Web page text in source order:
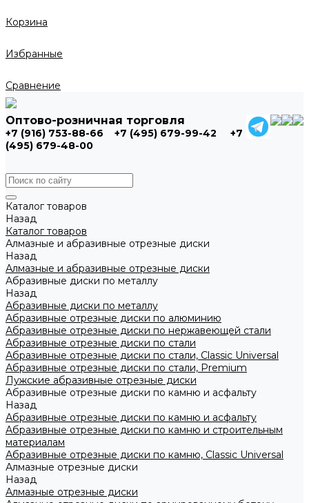
Корзина
Избранные
Сравнение
Оптово-розничная торговля
+7 (916) 753-88-66 +7 (495) 679-99-42
+7
(495) 679-48-00
Каталог товаров
Назад
Каталог товаров
Алмазные и абразивные отрезные диски
Назад
Алмазные и абразивные отрезные диски
Абразивные диски по металлу
Назад
Абразивные диски по металлу
Абразивные отрезные диски по алюминию
Абразивные отрезные диски по нержавеющей стали
Абразивные отрезные диски по стали
Абразивные отрезные диски по стали, Classic Universal
Абразивные отрезные диски по стали, Premium
Лужские абразивные отрезные диски
Абразивные отрезные диски по камню и асфальту
Назад
Абразивные отрезные диски по камню и асфальту
Абразивные отрезные диски по камню и строительным
материалам
Абразивные отрезные диски по камню, Classic Universal
Алмазные отрезные диски
Назад
Алмазные отрезные диски